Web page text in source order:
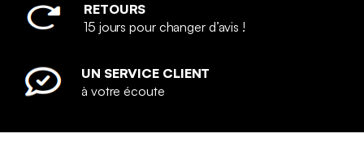
RETOURS
15 jours pour changer d’avis !
UN SERVICE CLIENT
à votre écoute